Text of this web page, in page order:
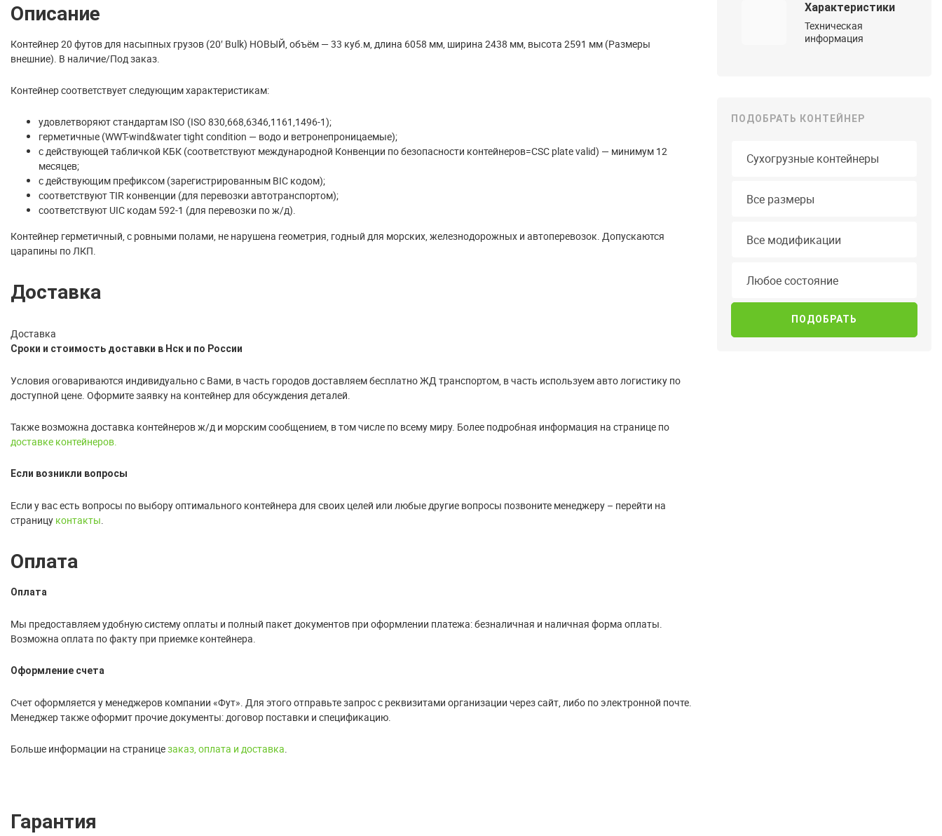
Описание
Контейнер 20 футов для насыпных грузов (20′ Bulk) НОВЫЙ, объём — 33 куб.м, длина 6058 мм, ширина 2438 мм, высота 2591 мм (Размеры
внешние). В наличие/Под заказ.
Контейнер соответствует следующим характеристикам:
удовлетворяют стандартам ISO (ISO 830,668,6346,1161,1496-1);
герметичные (WWT-wind&water tight condition — водо и ветронепроницаемые);
с действующей табличкой КБК (соответствуют международной Конвенции по безопасности контейнеров=CSC plate valid) — минимум 12
месяцев;
с действующим префиксом (зарегистрированным BIC кодом);
соответствуют TIR конвенции (для перевозки автотранспортом);
соответствуют UIC кодам 592-1 (для перевозки по ж/д).
Контейнер герметичный, с ровными полами, не нарушена геометрия, годный для морских, железнодорожных и автоперевозок. Допускаются
царапины по ЛКП.
Доставка
Доставка
Сроки и стоимость доставки в Нск и по России
Условия оговариваются индивидуально с Вами, в часть городов доставляем бесплатно ЖД транспортом, в часть используем авто логистику по
доступной цене. Оформите заявку на контейнер для обсуждения деталей.
Также возможна доставка контейнеров ж/д и морским сообщением, в том числе по всему миру. Более подробная информация на странице по
доставке контейнеров.
Если возникли вопросы
Если у вас есть вопросы по выбору оптимального контейнера для своих целей или любые другие вопросы позвоните менеджеру – перейти на
страницу контакты.
Оплата
Оплата
Мы предоставляем удобную систему оплаты и полный пакет документов при оформлении платежа: безналичная и наличная форма оплаты.
Возможна оплата по факту при приемке контейнера.
Оформление счета
Счет оформляется у менеджеров компании «Фут». Для этого отправьте запрос с реквизитами организации через сайт, либо по электронной почте.
Менеджер также оформит прочие документы: договор поставки и спецификацию.
Больше информации на страницезаказ, оплата и доставка.
Гарантия
Характеристики
Техническая
информация
ПОДОБРАТЬ КОНТЕЙНЕР
Все размеры
Все модификации
Любое состояние